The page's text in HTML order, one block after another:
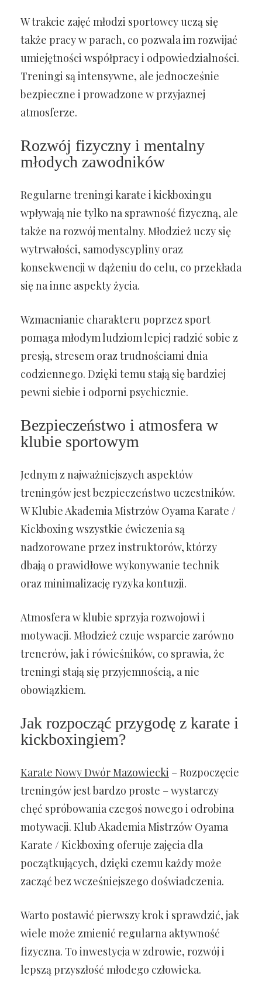
W trakcie zajęć młodzi sportowcy uczą się
także pracy w parach, co pozwala im rozwijać
umiejętności współpracy i odpowiedzialności.
Treningi są intensywne, ale jednocześnie
bezpieczne i prowadzone w przyjaznej
atmosferze.
Rozwój fizyczny i mentalny
młodych zawodników
Regularne treningi karate i kickboxingu
wpływają nie tylko na sprawność fizyczną, ale
także na rozwój mentalny. Młodzież uczy się
wytrwałości, samodyscypliny oraz
konsekwencji w dążeniu do celu, co przekłada
się na inne aspekty życia.
Wzmacnianie charakteru poprzez sport
pomaga młodym ludziom lepiej radzić sobie z
presją, stresem oraz trudnościami dnia
codziennego. Dzięki temu stają się bardziej
pewni siebie i odporni psychicznie.
Bezpieczeństwo i atmosfera w
klubie sportowym
Jednym z najważniejszych aspektów
treningów jest bezpieczeństwo uczestników.
W Klubie Akademia Mistrzów Oyama Karate /
Kickboxing wszystkie ćwiczenia są
nadzorowane przez instruktorów, którzy
dbają o prawidłowe wykonywanie technik
oraz minimalizację ryzyka kontuzji.
Atmosfera w klubie sprzyja rozwojowi i
motywacji. Młodzież czuje wsparcie zarówno
trenerów, jak i rówieśników, co sprawia, że
treningi stają się przyjemnością, a nie
obowiązkiem.
Jak rozpocząć przygodę z karate i
kickboxingiem?
Karate Nowy Dwór Mazowiecki – Rozpoczęcie
treningów jest bardzo proste – wystarczy
chęć spróbowania czegoś nowego i odrobina
motywacji. Klub Akademia Mistrzów Oyama
Karate / Kickboxing oferuje zajęcia dla
początkujących, dzięki czemu każdy może
zacząć bez wcześniejszego doświadczenia.
Warto postawić pierwszy krok i sprawdzić, jak
wiele może zmienić regularna aktywność
fizyczna. To inwestycja w zdrowie, rozwój i
lepszą przyszłość młodego człowieka.